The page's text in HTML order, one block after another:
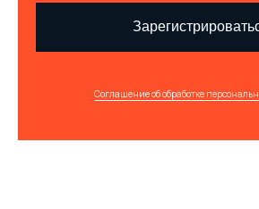
Соглашение об обработке